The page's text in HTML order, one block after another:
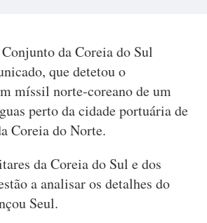
da Coreia do Sul
que detetou o
míssil norte-coreano de um
perto da cidade portuária de
Coreia do Norte.
da Coreia do Sul e dos
a analisar os detalhes do
Seul.